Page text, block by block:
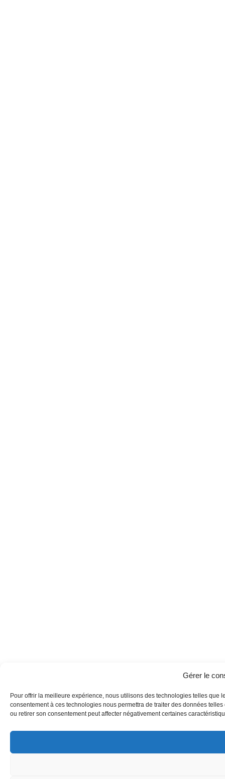
Gérer le
Pour offrir la meilleure expérience, nous utilisons des technologies telles
consentement à ces technologies nous permettra de traiter des données
ou retirer son consentement peut affecter négativement certaines